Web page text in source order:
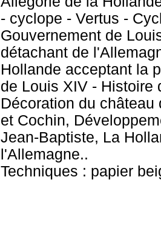
- cyclope - Vertus -
Gouvernement de
détachant de
Hollande acceptant la
de Louis XIV - Histoire
Décoration du
et Cochin,
Jean-Baptiste, La
l'Allemagne..
Techniques : papier